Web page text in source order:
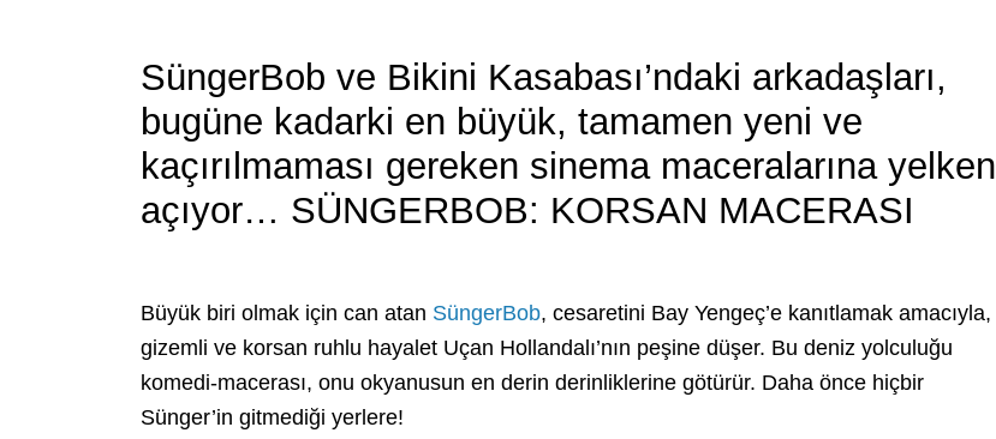
SüngerBob ve Bikini Kasabası’ndaki arkadaşları,
bugüne kadarki en büyük, tamamen yeni ve
kaçırılmaması gereken sinema maceralarına yelken
açıyor… SÜNGERBOB: KORSAN MACERASI
Büyük biri olmak için can atan SüngerBob, cesaretini Bay Yengeç’e kanıtlamak amacıyla,
gizemli ve korsan ruhlu hayalet Uçan Hollandalı’nın peşine düşer. Bu deniz yolculuğu
komedi-macerası, onu okyanusun en derin derinliklerine götürür. Daha önce hiçbir
Sünger’in gitmediği yerlere!